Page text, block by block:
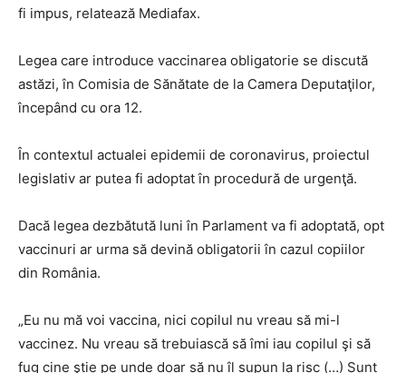
fi impus, relatează Mediafax.
Legea care introduce vaccinarea obligatorie se discută
astăzi, în Comisia de Sănătate de la Camera Deputaţilor,
începând cu ora 12.
În contextul actualei epidemii de coronavirus, proiectul
legislativ ar putea fi adoptat în procedură de urgenţă.
Dacă legea dezbătută luni în Parlament va fi adoptată, opt
vaccinuri ar urma să devină obligatorii în cazul copiilor
din România.
„Eu nu mă voi vaccina, nici copilul nu vreau să mi-l
vaccinez. Nu vreau să trebuiască să îmi iau copilul şi să
fug cine ştie pe unde doar să nu îl supun la risc (…) Sunt